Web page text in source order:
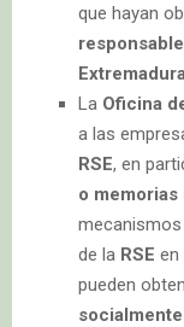
que hayan
Extremadura
La Oficina
a las
RSE, en
o
mecanismos
de la RSE en
pueden